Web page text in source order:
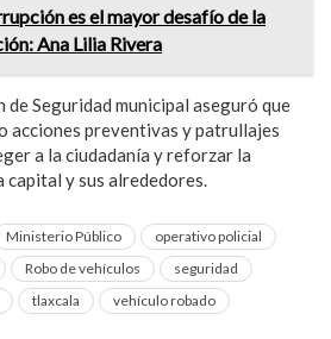
es el mayor desafío de la
Ana Lilia Rivera
Seguridad municipal aseguró que
acciones preventivas y patrullajes
a la ciudadanía y reforzar la
y sus alrededores.
Ministerio Público
operativo policial
Robo de vehículos
seguridad
tlaxcala
vehículo robado